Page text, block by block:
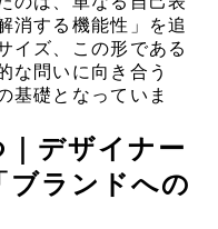
消する機能性」を追
イズ、この形である
な問いに向き合う
基礎となっていま
デザイナー
ブランドへの